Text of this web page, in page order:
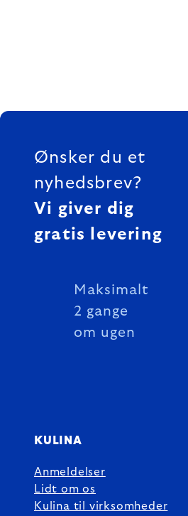
FOOTER
Ønsker du et
nyhedsbrev?
Vi giver dig
gratis levering
Maksimalt
2 gange
om ugen
KULINA
Anmeldelser
Lidt om os
Kulina til virksomheder